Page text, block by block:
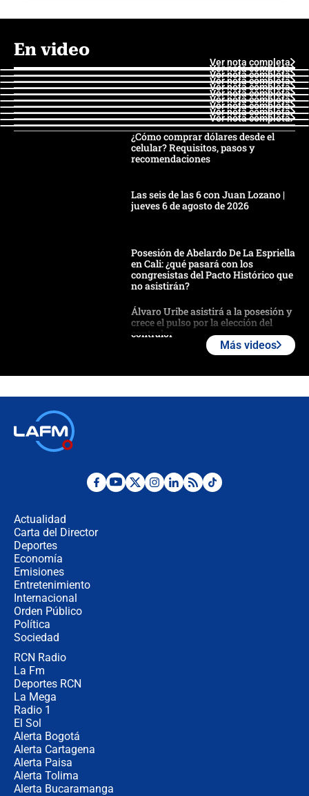
En video
Ver nota completa
Ver nota completa
Ver nota completa
Ver nota completa
Ver nota completa
Ver nota completa
Ver nota completa
Ver nota completa
Ver nota completa
Ver nota completa
¿Cómo comprar dólares desde el
celular? Requisitos, pasos y
recomendaciones
Las seis de las 6 con Juan Lozano |
jueves 6 de agosto de 2026
Posesión de Abelardo De La Espriella
en Cali: ¿qué pasará con los
congresistas del Pacto Histórico que
no asistirán?
Álvaro Uribe asistirá a la posesión y
crece el pulso por la elección del
contralor
Estratega de Abelardo de la Espriella
Más videos
Actualidad
Carta del Director
Deportes
Economía
Emisiones
Entretenimiento
Internacional
Orden Público
Política
Sociedad
RCN Radio
La Fm
Deportes RCN
La Mega
Radio 1
El Sol
Alerta Bogotá
Alerta Cartagena
Alerta Paisa
Alerta Tolima
Alerta Bucaramanga